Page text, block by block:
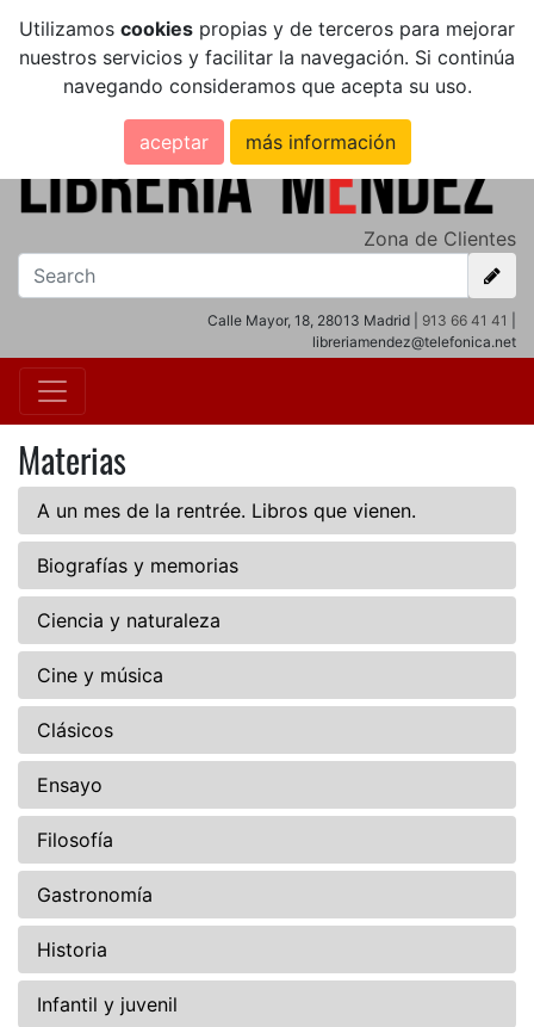
Utilizamos cookies propias y de terceros para mejorar
nuestros servicios y facilitar la navegación. Si continúa
navegando consideramos que acepta su uso.
aceptar más información
Zona de Clientes
Calle Mayor, 18, 28013 Madrid | 913 66 41 41
libreriamendez@telefonica.net
Materias
A un mes de la rentrée. Libros que vienen.
Biografías y memorias
Ciencia y naturaleza
Cine y música
Clásicos
Ensayo
Filosofía
Gastronomía
Historia
Infantil y juvenil